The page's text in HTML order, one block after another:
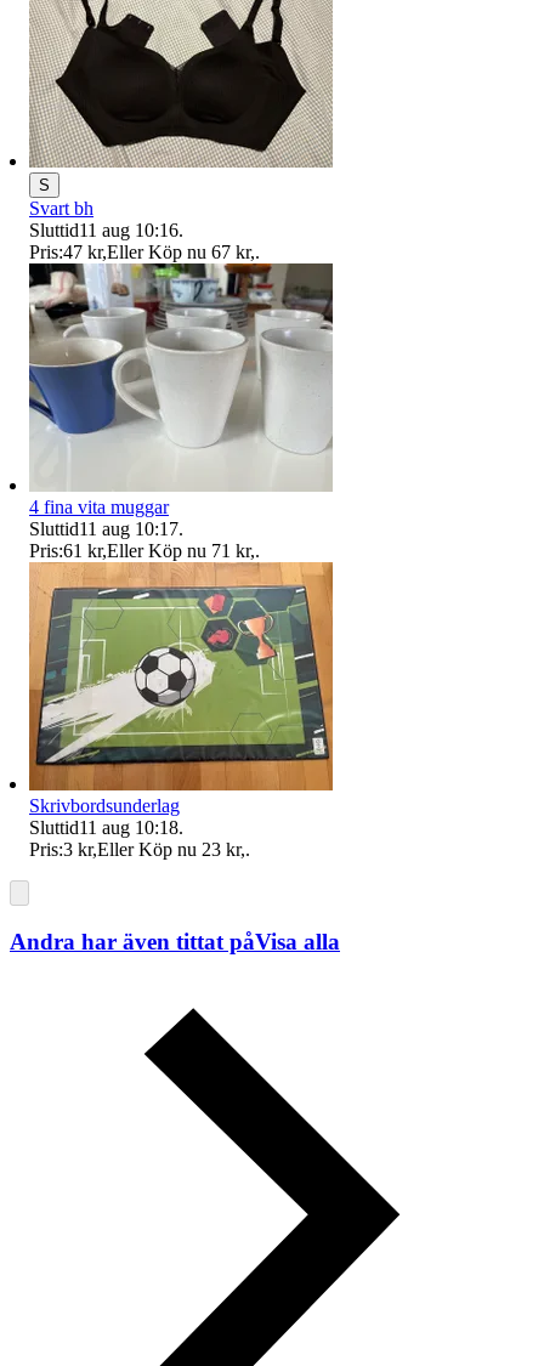
S
Svart bh
Sluttid11 aug 10:16.
Pris:47 kr,Eller Köp nu 67 kr,.
4 fina vita muggar
Sluttid11 aug 10:17.
Pris:61 kr,Eller Köp nu 71 kr,.
Skrivbordsunderlag
Sluttid11 aug 10:18.
Pris:3 kr,Eller Köp nu 23 kr,.
Andra har även tittat påVisa alla